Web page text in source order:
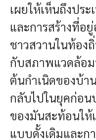
เผยให้เห็นถึงปร
และการสร้างที่อ
ชาวสวานในท้อง
กับสภาพแวดล้อม
ต้นกำเนิดของบ้
กลับไปในยุคก่อ
ของมันสะท้อนให้
แบบดั้งเดิมและก